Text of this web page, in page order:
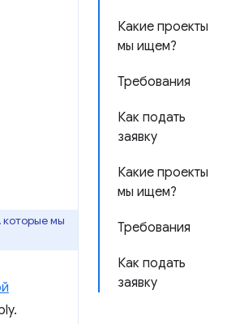
Какие проекты
мы ищем?
Требования
Как подать
заявку
Какие проекты
мы ищем?
Требования
Как подать
заявку
которые мы